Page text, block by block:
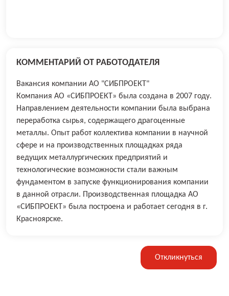
КОММЕНТАРИЙ ОТ РАБОТОДАТЕЛЯ
Вакансия компании АО "СИБПРОЕКТ"
Компания АО «СИБПРОЕКТ» была создана в 2007 году.
Направлением деятельности компании была выбрана
переработка сырья, содержащего драгоценные
металлы. Опыт работ коллектива компании в научной
сфере и на производственных площадках ряда
ведущих металлургических предприятий и
технологические возможности стали важным
фундаментом в запуске функционирования компании
в данной отрасли. Производственная площадка АО
«СИБПРОЕКТ» была построена и работает сегодня в г.
Красноярске.
Откликнуться